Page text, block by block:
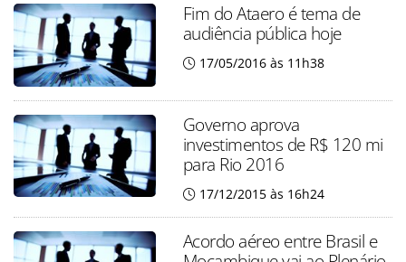
Fim do Ataero é tema de
audiência pública hoje
17/05/2016 às 11h38
Governo aprova
investimentos de R$ 120 mi
para Rio 2016
17/12/2015 às 16h24
Acordo aéreo entre Brasil e